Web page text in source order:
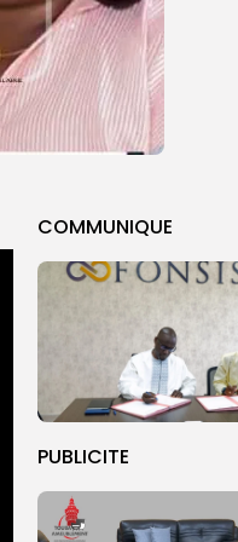
COMMUNIQUE
PUBLICITE